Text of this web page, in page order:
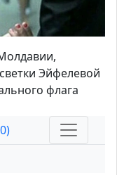
Эйфелевой
флага